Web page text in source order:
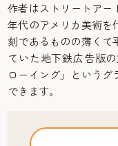
作者はストリートアー
年代のアメリカ美術を
刻であるものの薄くて
ていた地下鉄広告版
ローイング」という
できます。